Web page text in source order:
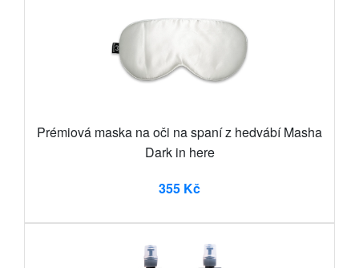
Prémiová maska na oči na spaní z hedvábí Masha
Dark in here
355 Kč